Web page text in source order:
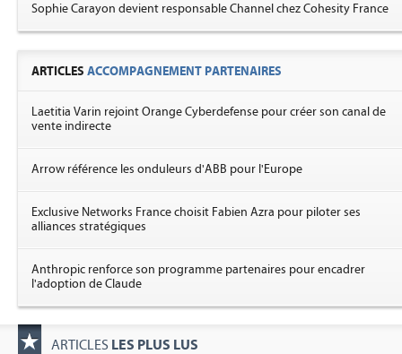
Sophie Carayon devient responsable Channel chez Cohesity France
ARTICLES ACCOMPAGNEMENT PARTENAIRES
Laetitia Varin rejoint Orange Cyberdefense pour créer son canal de
vente indirecte
Arrow référence les onduleurs d'ABB pour l'Europe
Exclusive Networks France choisit Fabien Azra pour piloter ses
alliances stratégiques
Anthropic renforce son programme partenaires pour encadrer
l'adoption de Claude
ARTICLES LES PLUS LUS